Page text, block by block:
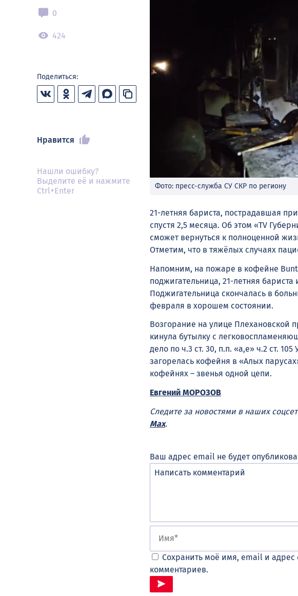
0
424
Поделиться:
Нравится
Нашли ошибку?
Выделите её и нажмите
Ctrl+Enter
Фото: пресс-служба СУ СКР по региону
21-летняя бариста, пострадавшая
спустя 2,5 месяца. Об этом «TV
сможет вернуться к полноценной
Отметим, что в тяжёлых случаях
Напомним, на пожаре в кофейне
поджигательница, 21-летняя бариста
Поджигательница скончалась в
февраля в хорошем состоянии.
Возгорание на улице Плехановской
кинула бутылку с
дело по ч.3 ст. 30, п.п. «а,е» ч.2 ст.
загорелась кофейня в «Алых
кофейнях – звенья одной цепи.
Евгений МОРОЗОВ
Следите за новостями в наших
Max.
Ваш адрес email не будет
Сохранить моё имя, email и
комментариев.